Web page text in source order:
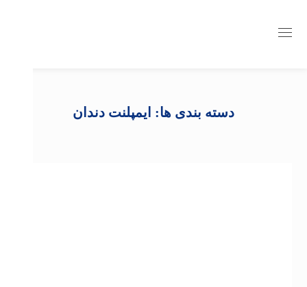
دسته بندی ها: ایمپلنت دندان